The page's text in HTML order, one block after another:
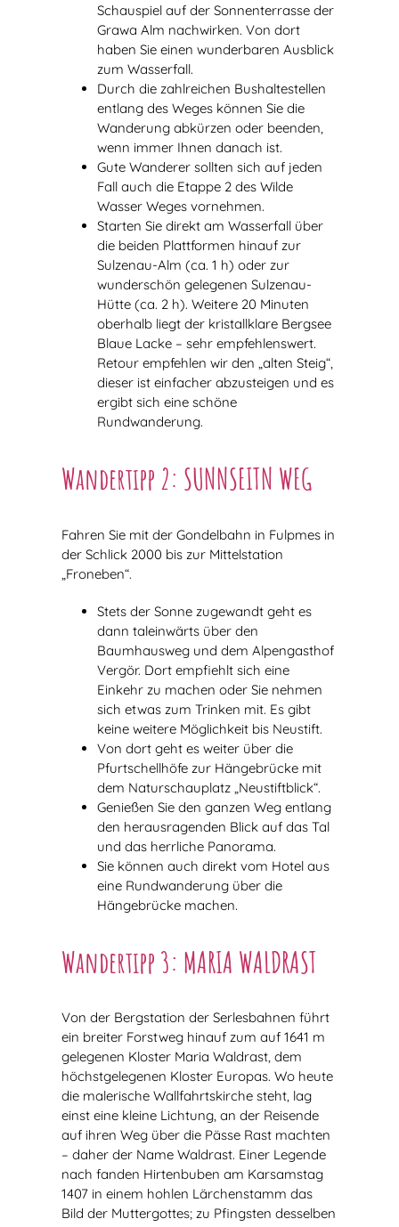
Schauspiel auf der Sonnenterrasse der
Grawa Alm nachwirken. Von dort
haben Sie einen wunderbaren Ausblick
zum Wasserfall.
Durch die zahlreichen Bushaltestellen
entlang des Weges können Sie die
Wanderung abkürzen oder beenden,
wenn immer Ihnen danach ist.
Gute Wanderer sollten sich auf jeden
Fall auch die Etappe 2 des Wilde
Wasser Weges vornehmen.
Starten Sie direkt am Wasserfall über
die beiden Plattformen hinauf zur
Sulzenau-Alm (ca. 1 h) oder zur
wunderschön gelegenen Sulzenau-
Hütte (ca. 2 h). Weitere 20 Minuten
oberhalb liegt der kristallklare Bergsee
Blaue Lacke – sehr empfehlenswert.
Retour empfehlen wir den „alten Steig“,
dieser ist einfacher abzusteigen und es
ergibt sich eine schöne
Rundwanderung.
Wandertipp 2: SUNNSEITN WEG
Fahren Sie mit der Gondelbahn in Fulpmes in
der Schlick 2000 bis zur Mittelstation
„Froneben“.
Stets der Sonne zugewandt geht es
dann taleinwärts über den
Baumhausweg und dem Alpengasthof
Vergör. Dort empfiehlt sich eine
Einkehr zu machen oder Sie nehmen
sich etwas zum Trinken mit. Es gibt
keine weitere Möglichkeit bis Neustift.
Von dort geht es weiter über die
Pfurtschellhöfe zur Hängebrücke mit
dem Naturschauplatz „Neustiftblick“.
Genießen Sie den ganzen Weg entlang
den herausragenden Blick auf das Tal
und das herrliche Panorama.
Sie können auch direkt vom Hotel aus
eine Rundwanderung über die
Hängebrücke machen.
Wandertipp 3: MARIA WALDRAST
Von der Bergstation der Serlesbahnen führt
ein breiter Forstweg hinauf zum auf 1641 m
gelegenen Kloster Maria Waldrast, dem
höchstgelegenen Kloster Europas. Wo heute
die malerische Wallfahrtskirche steht, lag
einst eine kleine Lichtung, an der Reisende
auf ihren Weg über die Pässe Rast machten
– daher der Name Waldrast. Einer Legende
nach fanden Hirtenbuben am Karsamstag
1407 in einem hohlen Lärchenstamm das
Bild der Muttergottes; zu Pfingsten desselben